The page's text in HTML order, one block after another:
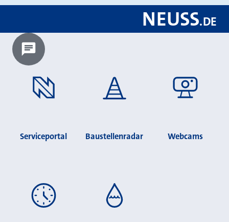
NEUSS.DE
Chatbot laden?
Serviceportal Baustellenradar Webcams